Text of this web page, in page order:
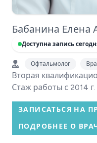
Бабанина Елена
Доступна запись
Офтальмолог
Вторая
Стаж работы с 2014
ЗАПИСАТЬСЯ НА
ПОДРОБНЕЕ О